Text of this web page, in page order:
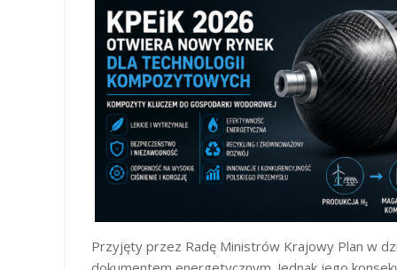
Przyjęty przez Radę Ministrów Krajowy Plan w